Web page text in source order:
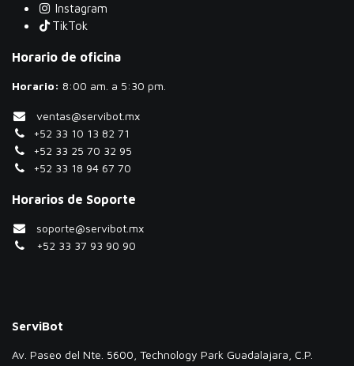
Instagram
TikTok
Horario de oficina
Horario: ​8:00 am. a 5:30 pm.
ventas@servibot.mx
+52 33 10 13 82 71
+52 33 25 70 32 95
+52 33 18 94 67 70
Horarios de Soporte
soporte@servibot.mx
+52 33 37 93 90 90
ServiBot
Av. Paseo del Nte. 5600, Technology Park Guadalajara, C.P.